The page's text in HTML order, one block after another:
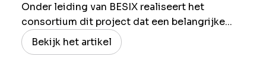
Onder leiding van BESIX realiseert het
consortium dit project dat een belangrijke...
Bekijk het artikel